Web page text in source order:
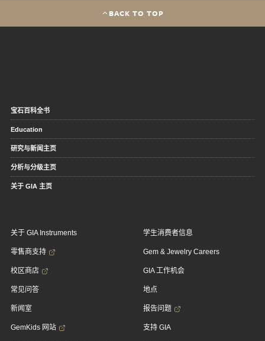
BACK TO TOP
宝石百科全书
Education
研究与新闻主页
分析与分级主页
关于 GIA 主页
关于 GIA Instruments
零售商支持
校区商店
常见问答
新闻室
GemKids 网站
学生消费者信息
Gem & Jewelry Careers
GIA 工作机会
地点
报告问题
支持 GIA